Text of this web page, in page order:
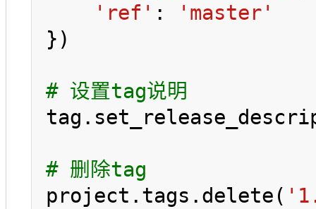
'ref' :
'master'
})
# 设置tag说明
# 删除tag
project.tags.delete(